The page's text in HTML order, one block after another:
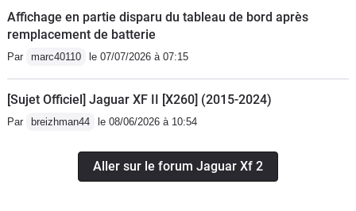
Affichage en partie disparu du tableau de bord après
remplacement de batterie
Par marc40110 le 07/07/2026 à 07:15
[Sujet Officiel] Jaguar XF II [X260] (2015-2024)
Par breizhman44 le 08/06/2026 à 10:54
Aller sur le forum Jaguar Xf 2